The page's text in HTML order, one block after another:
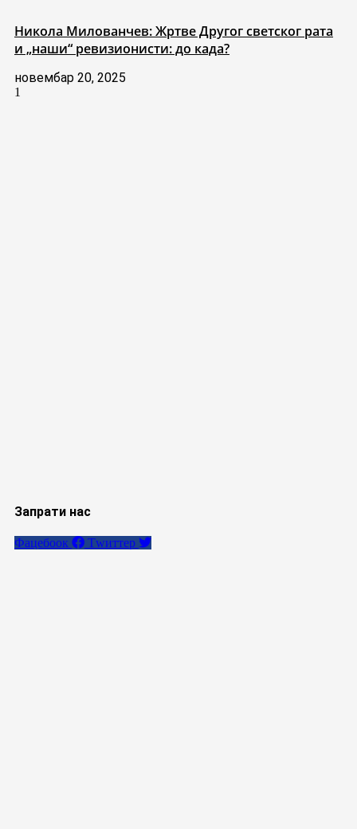
Никола Милованчев: Жртве Другог светског рата
и „наши“ ревизионисти: до када?
новембар 20, 2025
Запрати нас
Фацебоок Тwиттер